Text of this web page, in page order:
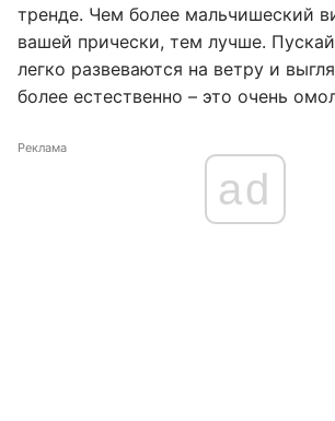
тренде. Чем более мальчишеский
вашей прически, тем лучше.
легко развеваются на ветру и
более естественно – это очень
Реклама
ad